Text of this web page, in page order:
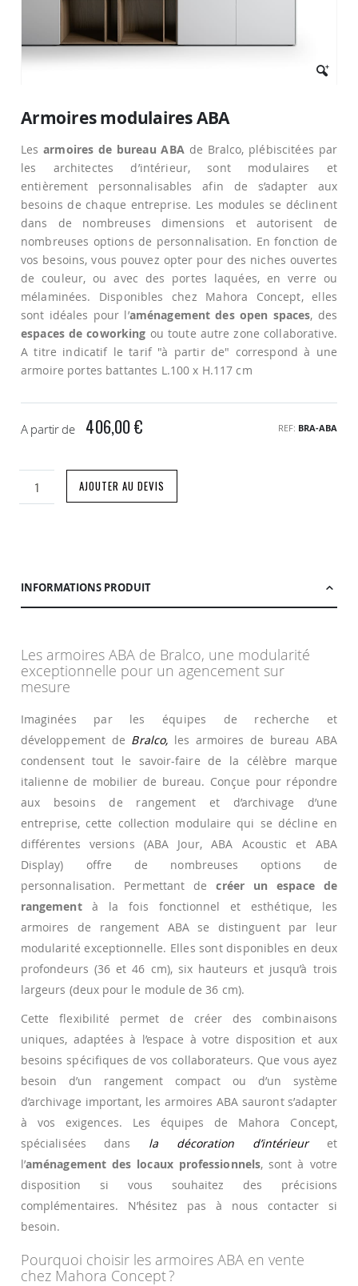
début
la
Galerie
Armoires modulaires ABA
Lesarmoires de bureau ABA de Bralco, plébiscitées par
les architectes d’intérieur, sont modulaires et
entièrement personnalisables afin de s’adapter aux
besoins de chaque entreprise. Les modules se déclinent
dans de nombreuses dimensions et autorisent de
nombreuses options de personnalisation. En fonction de
vos besoins, vous pouvez opter pour des niches ouvertes
de couleur, ou avec des portes laquées, en verre ou
mélaminées. Disponibles chez Mahora Concept, elles
sont idéales pour l’aménagement des open spaces, des
espaces de coworking ou toute autre zone collaborative.
A titre indicatif le tarif "à partir de" correspond à une
armoire portes battantes L.100 x H.117 cm
A partir de 406,00 € REF BRA-ABA
AJOUTER AU DEVIS
INFORMATIONS PRODUIT
Les armoires ABA de Bralco, une modularité
exceptionnelle pour un agencement sur
mesure
Imaginées par les équipes de recherche et
développement de Bralco,les armoires de bureau ABA
condensent tout le savoir-faire de la célèbre marque
italienne de mobilier de bureau. Conçue pour répondre
aux besoins de rangement et d’archivage d’une
entreprise, cette collection modulaire qui se décline en
différentes versions (ABA Jour, ABA Acoustic et ABA
Display) offre de nombreuses options de
personnalisation. Permettant decréer un espace de
rangementà la fois fonctionnel et esthétique, les
armoires de rangement ABA se distinguent par leur
modularité exceptionnelle. Elles sont disponibles en deux
profondeurs (36 et 46 cm), six hauteurs et jusqu’à trois
largeurs (deux pour le module de 36 cm).
Cette flexibilité permet de créer des combinaisons
uniques, adaptées à l’espace à votre disposition et aux
besoins spécifiques de vos collaborateurs. Que vous ayez
besoin d’un rangement compact ou d’un système
d’archivage important, les armoires ABA sauront s’adapter
à vos exigences. Les équipes de Mahora Concept,
spécialisées dans la décoration d’intérieuret
l’aménagement des locaux professionnels, sont à votre
disposition si vous souhaitez des précisions
complémentaires. N’hésitez pas à nous contacter si
besoin.
Pourquoi choisir les armoires ABA en vente
chez Mahora Concept ?